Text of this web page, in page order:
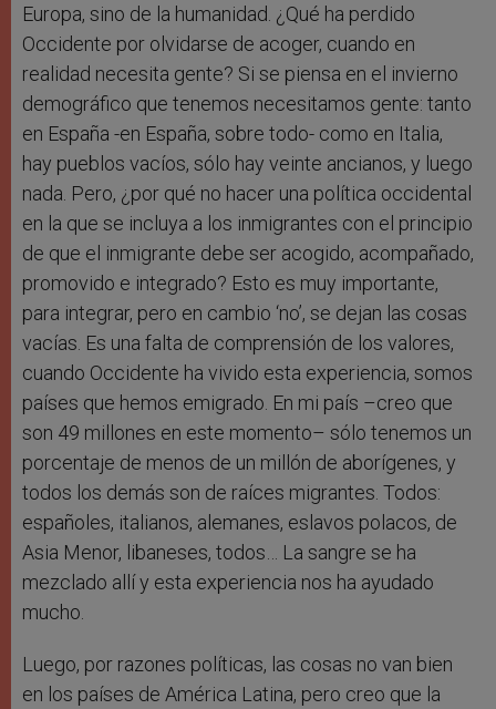
Europa, sino de la humanidad. ¿Qué ha perdido
Occidente por olvidarse de acoger, cuando en
realidad necesita gente? Si se piensa en el invierno
demográfico que tenemos necesitamos gente: tanto
en España -en España, sobre todo- como en Italia,
hay pueblos vacíos, sólo hay veinte ancianos, y luego
nada. Pero, ¿por qué no hacer una política occidental
en la que se incluya a los inmigrantes con el principio
de que el inmigrante debe ser acogido, acompañado,
promovido e integrado? Esto es muy importante,
para integrar, pero en cambio ‘no’, se dejan las cosas
vacías. Es una falta de comprensión de los valores,
cuando Occidente ha vivido esta experiencia, somos
países que hemos emigrado. En mi país –creo que
son 49 millones en este momento– sólo tenemos un
porcentaje de menos de un millón de aborígenes, y
todos los demás son de raíces migrantes. Todos:
españoles, italianos, alemanes, eslavos polacos, de
Asia Menor, libaneses, todos… La sangre se ha
mezclado allí y esta experiencia nos ha ayudado
mucho.
Luego, por razones políticas, las cosas no van bien
en los países de América Latina, pero creo que la